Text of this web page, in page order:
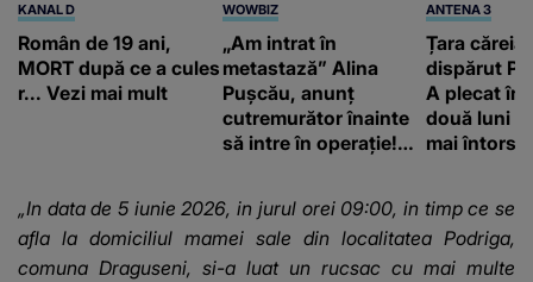
KANAL D
Român de 19 ani,
MORT după ce a cules
r... Vezi mai mult
WOWBIZ
„Am intrat în
metastază” Alina
Pușcău, anunț
cutremurător înainte
să intre în operație!
fanilor
ANTENA 3
Țara căreia
dispărut
A plecat în
două luni
mai întors
„In data de 5 iunie 2026, in jurul orei 09:00, in timp ce se
afla la domiciliul mamei sale din localitatea Podriga,
comuna Draguseni, si-a luat un rucsac cu mai multe